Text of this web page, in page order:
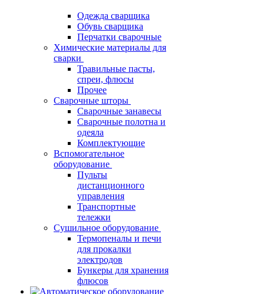
Одежда сварщика
Обувь сварщика
Перчатки сварочные
Химические материалы для
сварки
Травильные пасты,
спреи, флюсы
Прочее
Сварочные шторы
Сварочные занавесы
Сварочные полотна и
одеяла
Комплектующие
Вспомогательное
оборудование
Пульты
дистанционного
управления
Транспортные
тележки
Сушильное оборудование
Термопеналы и печи
для прокалки
электродов
Бункеры для хранения
флюсов